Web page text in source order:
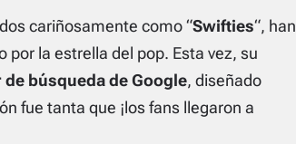
cariñosamente como “Swifties“, han
la estrella del pop. Esta vez, su
de búsqueda de Google, diseñado
fue tanta que ¡los fans llegaron a